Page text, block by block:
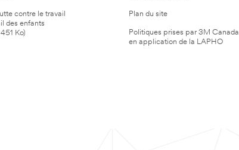
contre le travail
des enfants
Ko)
Plan du site
Politiques prises par 3M Canada
en application de la LAPHO